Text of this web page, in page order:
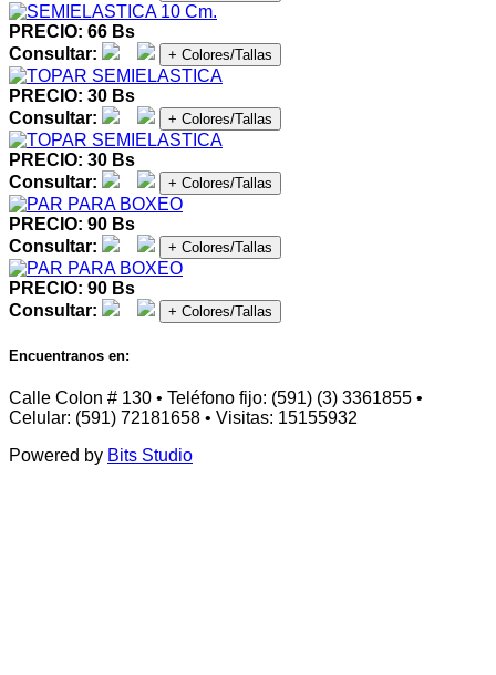
PRECIO: 66 Bs
Consultar:
+ Colores/Tallas
PRECIO: 30 Bs
Consultar:
+ Colores/Tallas
PRECIO: 30 Bs
Consultar:
+ Colores/Tallas
PRECIO: 90 Bs
Consultar:
+ Colores/Tallas
PRECIO: 90 Bs
Consultar:
+ Colores/Tallas
Encuentranos en:
Calle Colon # 130 • Teléfono fijo: (591) (3) 3361855 •
Celular: (591) 72181658 • Visitas: 15155932
Powered by Bits Studio